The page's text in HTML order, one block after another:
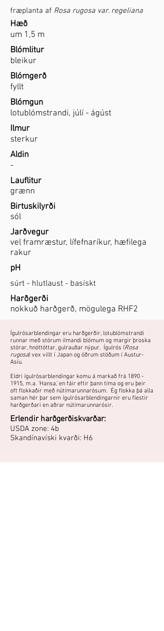
fræplanta af Rosa rugosa var. regeliana
Hæð
um 1,5 m
Blómlitur
bleikur
Blómgerð
fyllt
Blómgun
lotublómstrandi, júlí - ágúst
Ilmur
sterkur
Aldin
-
Lauflitur
grænn
Birtuskilyrði
sól
Jarðvegur
vel framræstur, lífefnaríkur, hæfilega
rakur
pH
súrt - hlutlaust - basískt
Harðgerði
nokkuð harðgerð, mögulega RHF2
Ígulrósarblendingar eru harðgerðir, lotublómstrandi
runnar með stórum ilmandi blómum og margir þroska
stórar, hnöttóttar, gulrauðar nýpur. Ígulrós (Rosa
rugosa) vex villt í Japan og öðrum stöðum í Austur-
Asíu.
Eldri ígulrósarblendingar komu á markað frá 1890 -
1915, m.a. 'Hansa,' en fáir eftir þann tíma og eru þeir
oft flokkaðir með nútímarunnarósum. Ég flokka þá alla
saman hér þar sem ígulrósarblendingarnir eru flestir
harðgerðari en aðrar nútímarunnarósir.
Erlendir harðgerðiskvarðar:
USDA zone: 4b
Skandínavíski kvarði: H6